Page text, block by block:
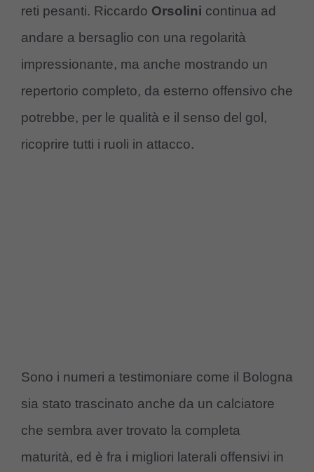
reti pesanti. Riccardo Orsolini continua ad
andare a bersaglio con una regolarità
impressionante, ma anche mostrando un
repertorio completo, da esterno offensivo che
potrebbe, per le qualità e il senso del gol,
ricoprire tutti i ruoli in attacco.
Sono i numeri a testimoniare come il Bologna
sia stato trascinato anche da un calciatore
che sembra aver trovato la completa
maturità, ed è fra i migliori laterali offensivi in